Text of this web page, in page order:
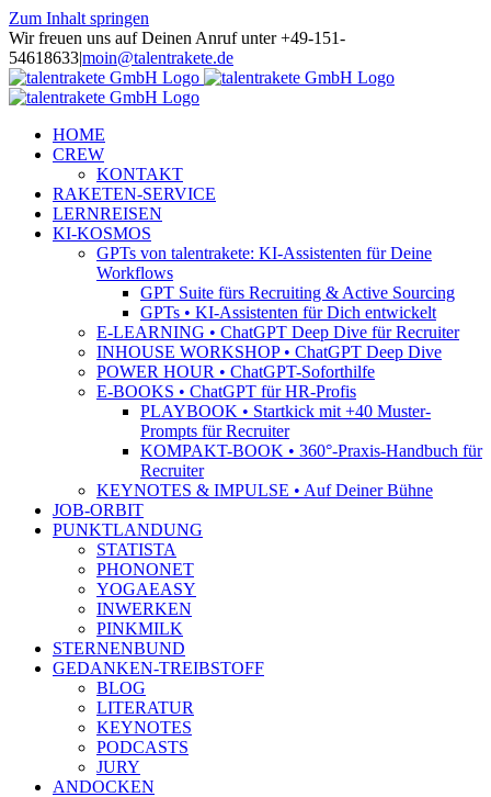
Zum Inhalt springen
Wir freuen uns auf Deinen Anruf unter +49-151-
54618633|moin@talentrakete.de
HOME
CREW
KONTAKT
RAKETEN-SERVICE
LERNREISEN
KI-KOSMOS
GPTs von talentrakete: KI-Assistenten für Deine
Workflows
GPT Suite fürs Recruiting & Active Sourcing
GPTs • KI-Assistenten für Dich entwickelt
E-LEARNING • ChatGPT Deep Dive für Recruiter
INHOUSE WORKSHOP • ChatGPT Deep Dive
POWER HOUR • ChatGPT-Soforthilfe
E-BOOKS • ChatGPT für HR-Profis
PLAYBOOK • Startkick mit +40 Muster-
Prompts für Recruiter
KOMPAKT-BOOK • 360°-Praxis-Handbuch für
Recruiter
KEYNOTES & IMPULSE • Auf Deiner Bühne
JOB-ORBIT
PUNKTLANDUNG
STATISTA
PHONONET
YOGAEASY
INWERKEN
PINKMILK
STERNENBUND
GEDANKEN-TREIBSTOFF
BLOG
LITERATUR
KEYNOTES
PODCASTS
JURY
ANDOCKEN